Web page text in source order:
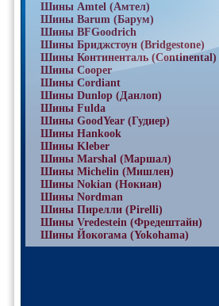
Шины Amtel (Амтел)
Шины Barum (Барум)
Шины BFGoodrich
Шины Бриджстоун (Bridgestone)
Шины Континенталь (Continental)
Шины Cooper
Шины Cordiant
Шины Dunlop (Данлоп)
Шины Fulda
Шины GoodYear (Гудиер)
Шины Hankook
Шины Kleber
Шины Marshal (Маршал)
Шины Michelin (Мишлен)
Шины Nokian (Нокиан)
Шины Nordman
Шины Пирелли (Pirelli)
Шины Vredestein (Фредештайн)
Шины Йокогама (Yokohama)